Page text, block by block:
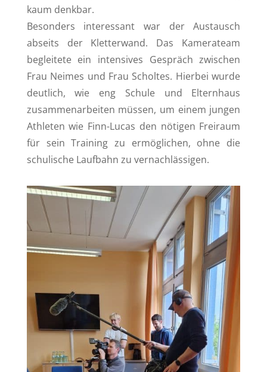
kaum denkbar.
Besonders interessant war der Austausch
abseits der Kletterwand. Das Kamerateam
begleitete ein intensives Gespräch zwischen
Frau Neimes und Frau Scholtes. Hierbei wurde
deutlich, wie eng Schule und Elternhaus
zusammenarbeiten müssen, um einem jungen
Athleten wie Finn-Lucas den nötigen Freiraum
für sein Training zu ermöglichen, ohne die
schulische Laufbahn zu vernachlässigen.